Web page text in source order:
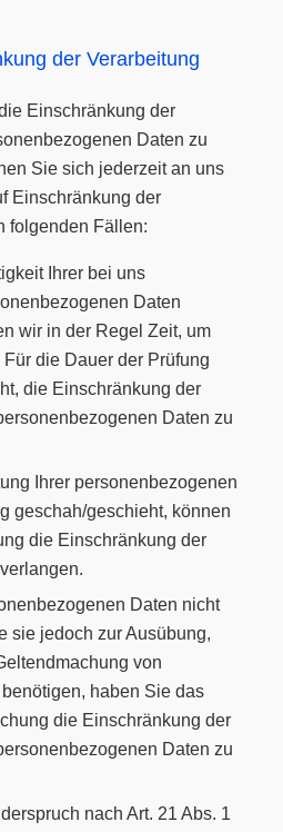
der Verarbeitung
Einschränkung der
Daten zu
Sie sich jederzeit an uns
Einschränkung der
folgenden Fällen:
Ihrer bei uns
Daten
wir in der Regel Zeit, um
die Dauer der Prüfung
die Einschränkung der
Daten zu
Ihrer personenbezogenen
geschah/geschieht, können
die Einschränkung der
Daten nicht
sie jedoch zur Ausübung,
von
haben Sie das
die Einschränkung der
Daten zu
nach Art. 21 Abs. 1